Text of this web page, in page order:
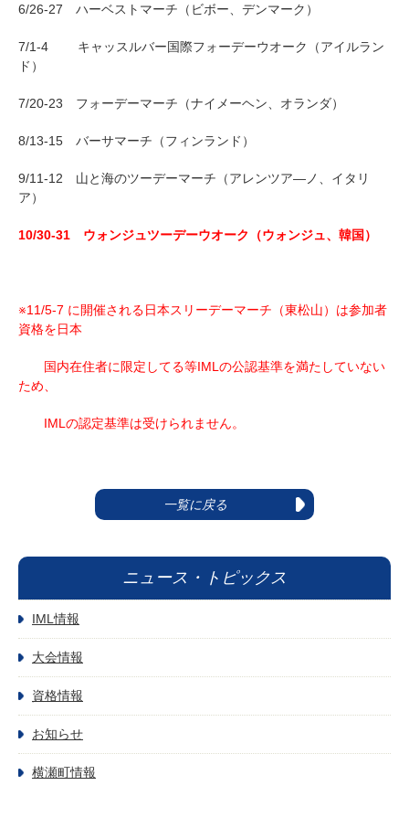
6/26-27 ハーベストマーチ（ビボー、デンマーク）
7/1-4 キャッスルバー国際フォーデーウオーク（アイルラン
ド）
7/20-23 フォーデーマーチ（ナイメーヘン、オランダ）
8/13-15 バーサマーチ（フィンランド）
9/11-12 山と海のツーデーマーチ（アレンツア―ノ、イタリ
ア）
10/30-31 ウォンジュツーデーウオーク（ウォンジュ、韓国）
※11/5-7 に開催される日本スリーデーマーチ（東松山）は参加者
資格を日本
国内在住者に限定してる等IMLの公認基準を満たしていない
ため、
IMLの認定基準は受けられません。
一覧に戻る
ニュース・トピックス
IML情報
大会情報
資格情報
お知らせ
横瀬町情報